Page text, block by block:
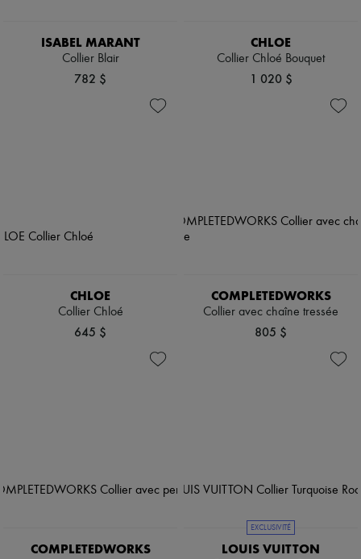
ISABEL MARANT
Collier Blair
782 $
CHLOE
Collier Chloé Bouquet
1 020 $
CHLOE
Collier Chloé
645 $
COMPLETEDWORKS
Collier avec chaîne tressée
805 $
COMPLETEDWORKS
EXCLUSIVITÉ
LOUIS VUITTON